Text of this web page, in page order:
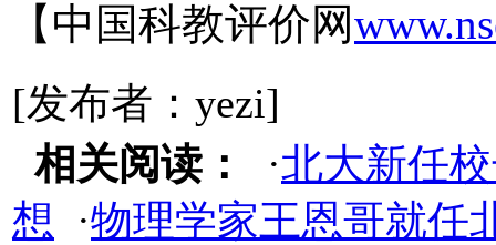
【中国科教评价网
[发布者：yezi]
相关阅读：
·北大新任
想
·物理学家王恩哥就任